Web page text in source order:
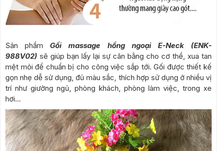
Sản phẩmGối massage hồng ngoại E-Neck (ENK-
988V02) sẽ giúp bạn lấy lại sự cân bằng cho cơ thể, xua tan
mệt mỏi để chuẩn bị cho công việc sắp tới. Gối được thiết kế
gọn nhẹ dễ sử dụng, đủ màu sắc, thích hợp sử dụng ở nhiều vị
trí như giường ngủ, phòng khách, phòng làm việc, trong xe
hơi…